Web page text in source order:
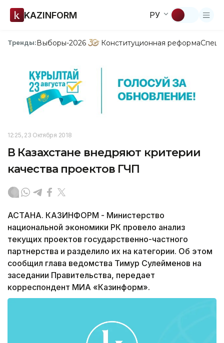
KAZINFORM РУ
Тренды:Выборы-2026 Конституционная реформа
12:25, 23 Октября 2018
В Казахстане внедряют критерии
качества проектов ГЧП
АСТАНА. КАЗИНФОРМ - Министерство
национальной экономики РК провело анализ
текущих проектов государственно-частного
партнерства и разделило их на категории. Об этом
сообщил глава ведомства Тимур Сулейменов на
заседании Правительства, передает
корреспондент МИА «Казинформ».